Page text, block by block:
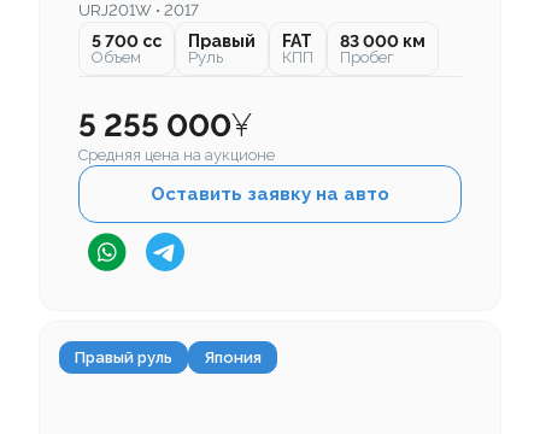
URJ201W • 2017
5 700 cc
Объем
Правый
Руль
FAT
КПП
83 000 км
Пробег
5 255 000¥
Средняя цена на аукционе
Оставить заявку на авто
Правый руль Япония